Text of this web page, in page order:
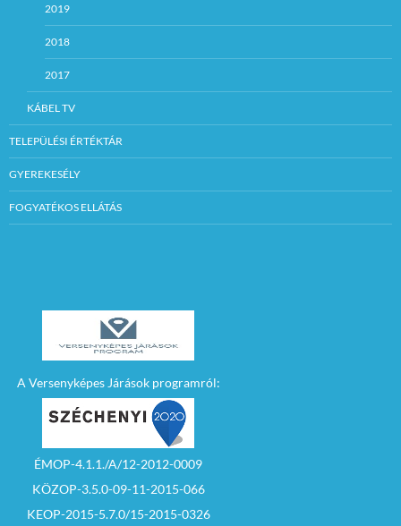
2019
2018
2017
KÁBEL TV
TELEPÜLÉSI ÉRTÉKTÁR
GYEREKESÉLY
FOGYATÉKOS ELLÁTÁS
A Versenyképes Járások programról:
ÉMOP-4.1.1./A/12-2012-0009
KÖZOP-3.5.0-09-11-2015-066
KEOP-2015-5.7.0/15-2015-0326